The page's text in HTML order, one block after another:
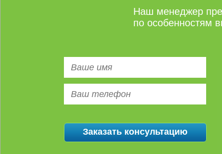
Наш менеджер
по особенностям